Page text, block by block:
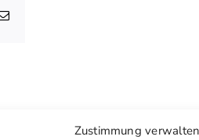
Zustimmung verwalten
E-